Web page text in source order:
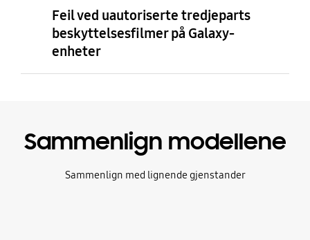
Feil ved uautoriserte tredjeparts
beskyttelsesfilmer på Galaxy-
enheter
Sammenlign modellene
Sammenlign med lignende gjenstander